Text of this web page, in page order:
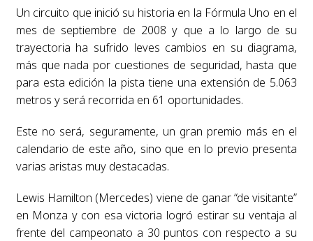
Un circuito que inició su historia en la Fórmula Uno en el
mes de septiembre de 2008 y que a lo largo de su
trayectoria ha sufrido leves cambios en su diagrama,
más que nada por cuestiones de seguridad, hasta que
para esta edición la pista tiene una extensión de 5.063
metros y será recorrida en 61 oportunidades.
Este no será, seguramente, un gran premio más en el
calendario de este año, sino que en lo previo presenta
varias aristas muy destacadas.
Lewis Hamilton (Mercedes) viene de ganar “de visitante”
en Monza y con esa victoria logró estirar su ventaja al
frente del campeonato a 30 puntos con respecto a su